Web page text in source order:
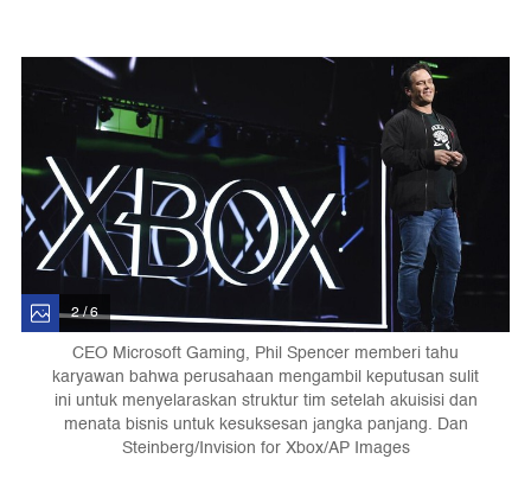
2 / 6
CEO Microsoft Gaming, Phil Spencer memberi tahu
karyawan bahwa perusahaan mengambil keputusan sulit
ini untuk menyelaraskan struktur tim setelah akuisisi dan
menata bisnis untuk kesuksesan jangka panjang. Dan
Steinberg/Invision for Xbox/AP Images